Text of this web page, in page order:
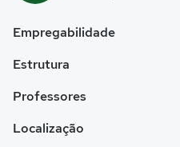
Empregabilidade
Estrutura
Professores
Localização